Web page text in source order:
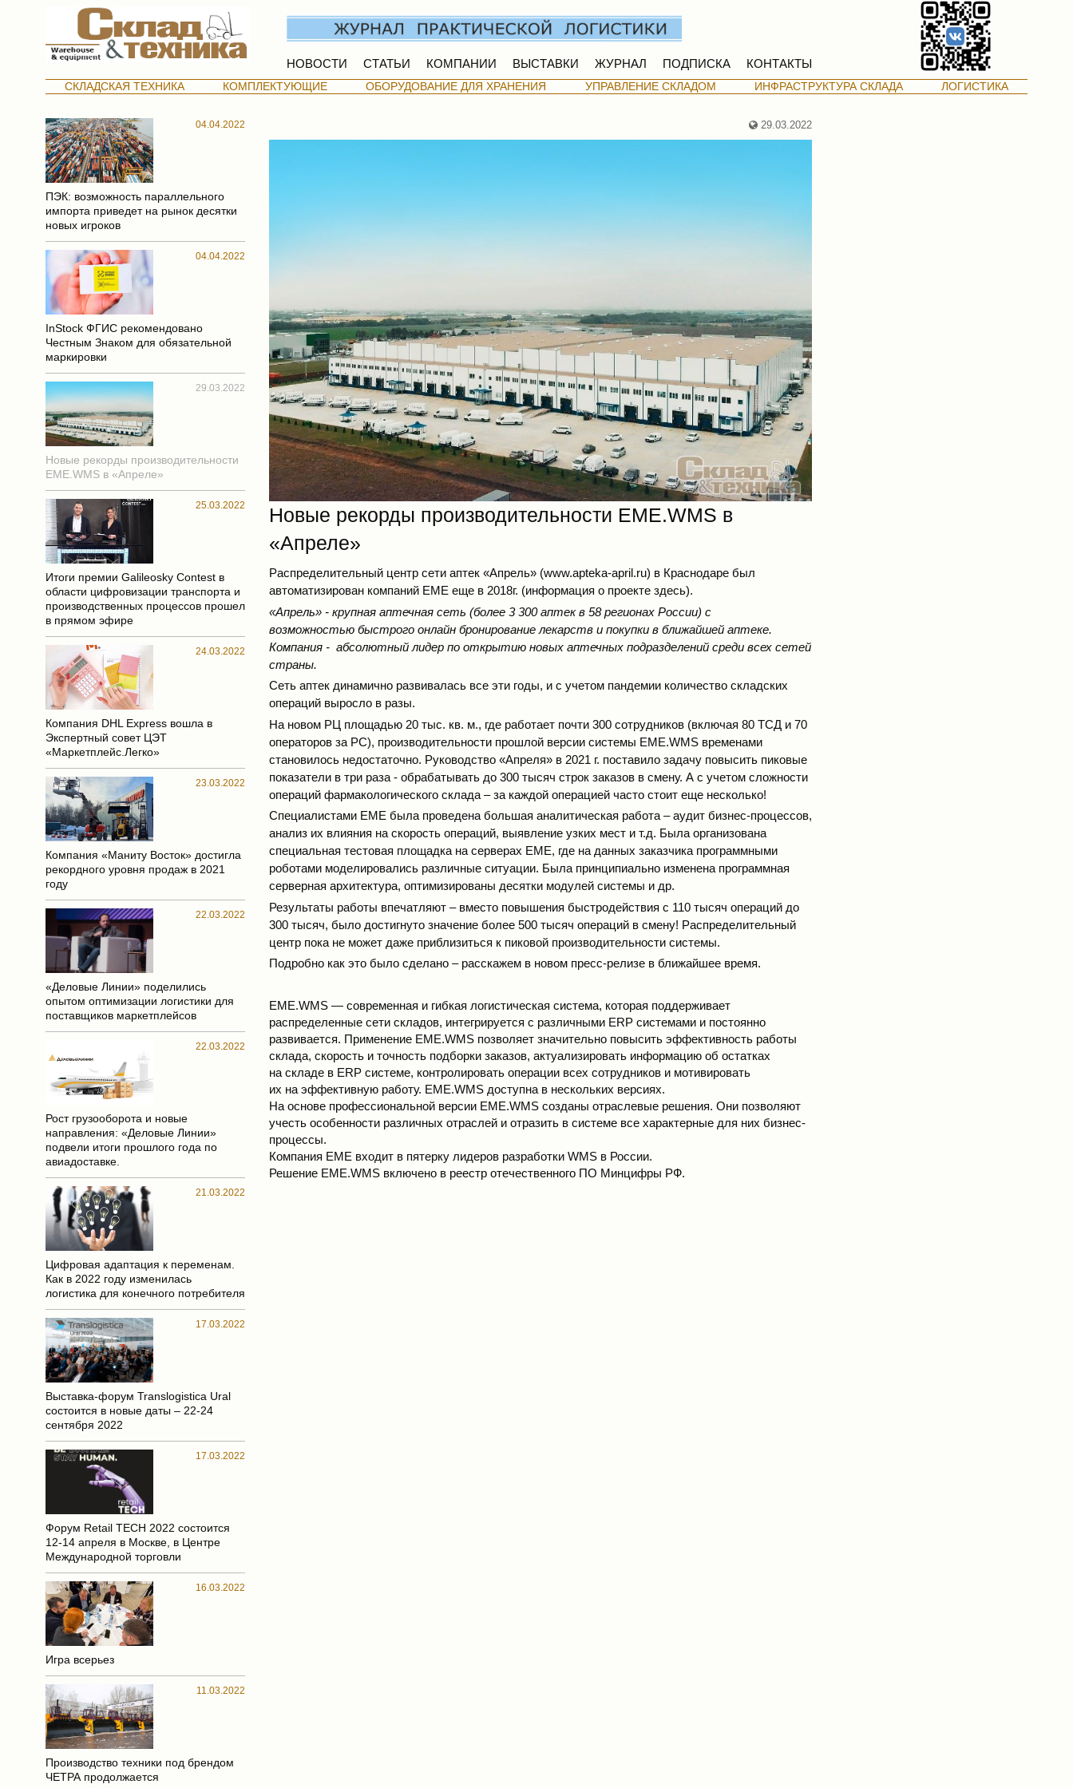
НОВОСТИ СТАТЬИ КОМПАНИИ ВЫСТАВКИ ЖУРНАЛ ПОДПИСКА КОНТАКТЫ
СКЛАДСКАЯ ТЕХНИКА КОМПЛЕКТУЮЩИЕ ОБОРУДОВАНИЕ ДЛЯ ХРАНЕНИЯ УПРАВЛЕНИЕ СКЛАДОМ ИНФРАСТРУКТУРА СКЛАДА ЛОГИСТИКА
04.04.2022
ПЭК: возможность параллельного
импорта приведет на рынок десятки
новых игроков
04.04.2022
InStock ФГИС рекомендовано
Честным Знаком для обязательной
маркировки
29.03.2022
Новые рекорды производительности
EME.WMS в «Апреле»
25.03.2022
Итоги премии Galileosky Contest в
области цифровизации транспорта и
производственных процессов прошел
в прямом эфире
24.03.2022
Компания DHL Express вошла в
Экспертный совет ЦЭТ
«Маркетплейс.Легко»
23.03.2022
Компания «Маниту Восток» достигла
рекордного уровня продаж в 2021
году
22.03.2022
«Деловые Линии» поделились
опытом оптимизации логистики для
поставщиков маркетплейсов
22.03.2022
Рост грузооборота и новые
направления: «Деловые Линии»
подвели итоги прошлого года по
авиадоставке.
21.03.2022
Цифровая адаптация к переменам.
Как в 2022 году изменилась
логистика для конечного потребителя
17.03.2022
Выставка-форум Translogistica Ural
состоится в новые даты – 22-24
сентября 2022
17.03.2022
Форум Retail TECH 2022 состоится
12-14 апреля в Москве, в Центре
Международной торговли
16.03.2022
Игра всерьез
11.03.2022
Производство техники под брендом
ЧЕТРА продолжается
29.03.2022
Новые рекорды производительности EME.WMS в
«Апреле»
Распределительный центр сети аптек «Апрель» (www.apteka-april.ru) в Краснодаре был
автоматизирован компаний ЕМЕ еще в 2018г. (информация о проекте здесь).
«Апрель» - крупная аптечная сеть (более 3 300 аптек в 58 регионах России) с
возможностью быстрого онлайн бронирование лекарств и покупки в ближайшей аптеке.
Компания - абсолютный лидер по открытию новых аптечных подразделений среди всех сетей
страны.
Сеть аптек динамично развивалась все эти годы, и с учетом пандемии количество складских
операций выросло в разы.
На новом РЦ площадью 20 тыс. кв. м., где работает почти 300 сотрудников (включая 80 ТСД и 70
операторов за PC), производительности прошлой версии системы EME.WMS временами
становилось недостаточно. Руководство «Апреля» в 2021 г. поставило задачу повысить пиковые
показатели в три раза - обрабатывать до 300 тысяч строк заказов в смену. А с учетом сложности
операций фармакологического склада – за каждой операцией часто стоит еще несколько!
Специалистами ЕМЕ была проведена большая аналитическая работа – аудит бизнес-процессов,
анализ их влияния на скорость операций, выявление узких мест и т.д. Была организована
специальная тестовая площадка на серверах ЕМЕ, где на данных заказчика программными
роботами моделировались различные ситуации. Была принципиально изменена программная
серверная архитектура, оптимизированы десятки модулей системы и др.
Результаты работы впечатляют – вместо повышения быстродействия с 110 тысяч операций до
300 тысяч, было достигнуто значение более 500 тысяч операций в смену! Распределительный
центр пока не может даже приблизиться к пиковой производительности системы.
Подробно как это было сделано – расскажем в новом пресс-релизе в ближайшее время.
EME.WMS — современная и гибкая логистическая система, которая поддерживает
распределенные сети складов, интегрируется с различными ERP системами и постоянно
развивается. Применение EME.WMS позволяет значительно повысить эффективность работы
склада, скорость и точность подборки заказов, актуализировать информацию об остатках
на складе в ERP системе, контролировать операции всех сотрудников и мотивировать
их на эффективную работу. EME.WMS доступна в нескольких версиях.
На основе профессиональной версии EME.WMS созданы отраслевые решения. Они позволяют
учесть особенности различных отраслей и отразить в системе все характерные для них бизнес-
процессы.
Компания ЕМЕ входит в пятерку лидеров разработки WMS в России.
Решение EME.WMS включено в реестр отечественного ПО Минцифры РФ.